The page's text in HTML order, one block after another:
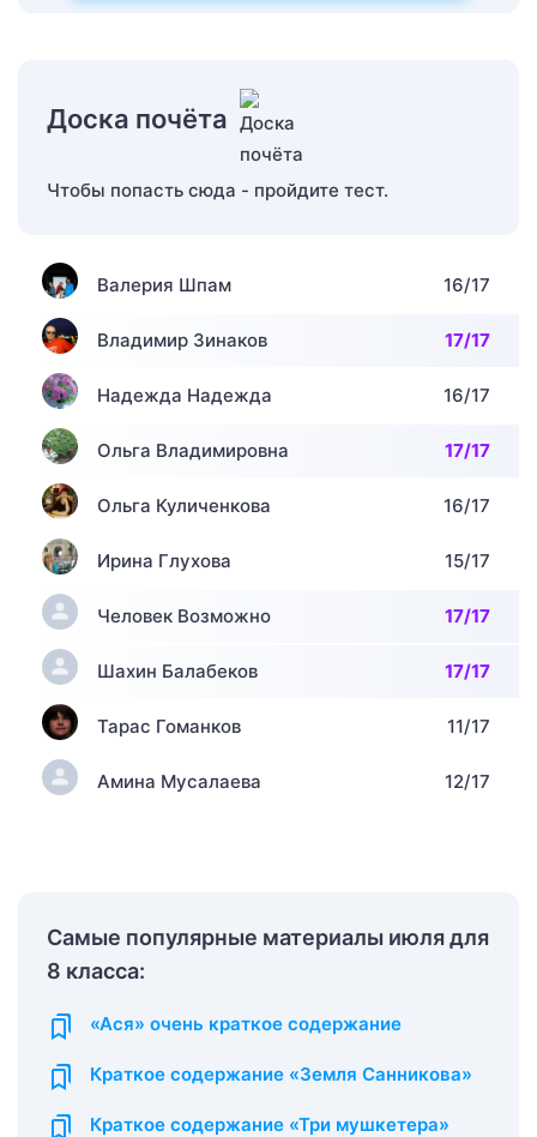
Доска почёта
Чтобы попасть сюда - пройдите тест.
Валерия Шпам 16/17
Владимир Зинаков 17/17
Надежда Надежда 16/17
Ольга Владимировна 17/17
Ольга Куличенкова 16/17
Ирина Глухова 15/17
Человек Возможно 17/17
Шахин Балабеков 17/17
Тарас Гоманков 11/17
Амина Мусалаева 12/17
Самые популярные материалы июля для
8 класса:
«Ася» очень краткое содержание
Краткое содержание «Земля Санникова»
Краткое содержание «Три мушкетера»